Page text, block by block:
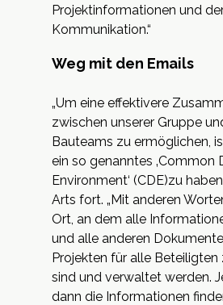
Projektinformationen und
Kommunikation.“
Weg mit den Emails
„Um eine effektivere
zwischen unserer Gruppe
Bauteams zu ermöglichen,
ein so genanntes ‚Common
Environment‘ (CDE)zu
Arts fort. „Mit anderen
Ort, an dem alle
und alle anderen
Projekten für alle Beteiligten
sind und verwaltet werden.
dann die Informationen